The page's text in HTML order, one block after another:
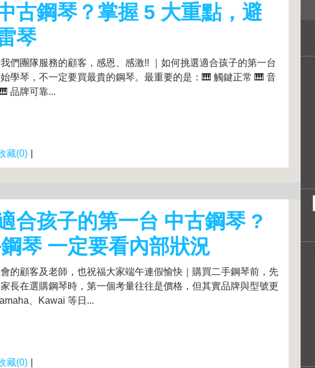
古鋼琴？掌握 5 大重點，避
琴
們團隊服務的顧客，感恩、感激!! ｜如何挑選適合孩子的第一台
學琴，不一定要買最貴的鋼琴。最重要的是：🎹 觸鍵正常 🎹 音
品牌可靠...
藏(0)
合孩子的第一台 中古鋼琴 ?
琴 一定要看內部狀況
的顧客及老師，也祝福大家端午連假愉快｜購買二手鋼琴前，先
長在選購鋼琴時，第一個考量往往是價格，但其實品牌與型號更
、Kawai 等日...
藏(0)